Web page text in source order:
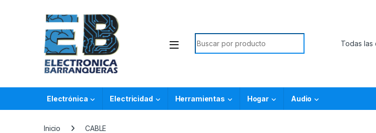
Electrónica Electricidad Herramientas Hogar Audio
Inicio CABLE